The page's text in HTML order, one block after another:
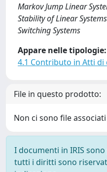
Markov Jump Linear
Stability of Linear Systems
Switching Systems
Appare nelle tipologie:
4.1 Contributo in Atti di
File in questo prodotto:
Non ci sono file
I documenti in IRIS
tutti i diritti sono